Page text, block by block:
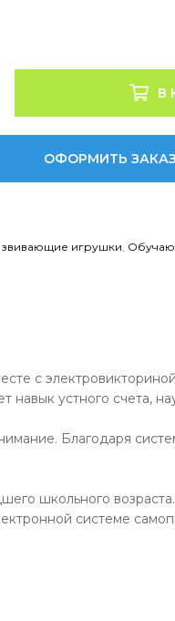
В
ОФОРМИТЬ ЗАКАЗ
игрушки
с
устного счета,
Благодаря
школьного
системе